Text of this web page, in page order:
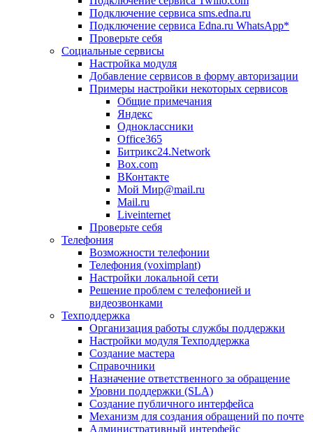
Подключение сервиса sms.edna.ru
Подключение сервиса Edna.ru WhatsApp*
Проверьте себя
Социальные сервисы
Настройка модуля
Добавление сервисов в форму авторизации
Примеры настройки некоторых сервисов
Общие примечания
Яндекс
Одноклассники
Office365
Битрикс24.Network
Box.com
ВКонтакте
Мой Мир@mail.ru
Mail.ru
Liveinternet
Проверьте себя
Телефония
Возможности телефонии
Телефония (voximplant)
Настройки локальной сети
Решение проблем с телефонией и
видеозвонками
Техподдержка
Организация работы службы поддержки
Настройки модуля Техподдержка
Создание мастера
Справочники
Назначение ответственного за обращение
Уровни поддержки (SLA)
Создание публичного интерфейса
Механизм для создания обращений по почте
Административный интерфейс